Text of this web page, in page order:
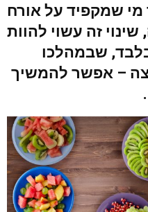
מי שמקפיד על אורח
זה עשוי להוות
שבמהלכו
– אפשר להמשיך
.